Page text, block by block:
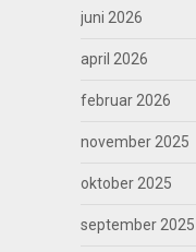
juni 2026
april 2026
februar 2026
november 2025
oktober 2025
september 2025